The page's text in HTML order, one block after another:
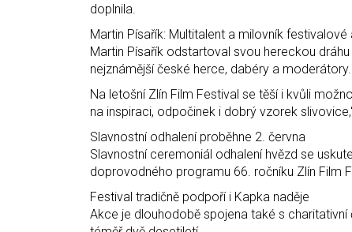
doplnila.
Martin Písařík: Multitalent a milovník
Martin Písařík odstartoval svou hereckou
nejznámější české herce, dabéry a moderátory.
Na letošní Zlín Film Festival se těší i kvůli
na inspiraci, odpočinek i dobrý vzorek
Slavnostní odhalení proběhne 2. června
Slavnostní ceremoniál odhalení hvězd se
doprovodného programu 66. ročníku Zlín Film
Festival tradičně podpoří i Kapka naděje
Akce je dlouhodobě spojena také s